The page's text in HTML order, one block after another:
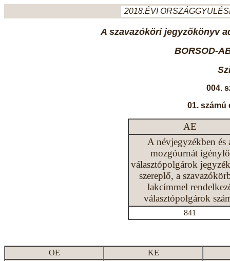
2018.ÉVI
A szavazóköri jegyzőkönyv
BORSOD-
004.
01. számú
AE
A névjegyzékben és
mozgóurnát igénylő
választópolgárok
szereplő, a
lakcímmel
választópolgárok
841
OE
KE